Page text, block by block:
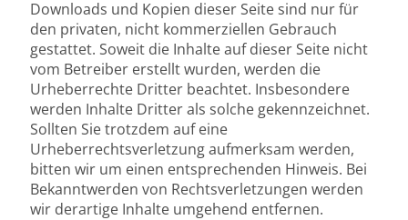
Downloads und Kopien dieser Seite sind nur für
den privaten, nicht kommerziellen Gebrauch
gestattet. Soweit die Inhalte auf dieser Seite nicht
vom Betreiber erstellt wurden, werden die
Urheberrechte Dritter beachtet. Insbesondere
werden Inhalte Dritter als solche gekennzeichnet.
Sollten Sie trotzdem auf eine
Urheberrechtsverletzung aufmerksam werden,
bitten wir um einen entsprechenden Hinweis. Bei
Bekanntwerden von Rechtsverletzungen werden
wir derartige Inhalte umgehend entfernen.